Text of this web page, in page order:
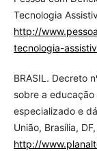
Tecnologia
http://
tecnologia-
BRASIL. Decreto
sobre a
especializado e
União, Brasília,
http://